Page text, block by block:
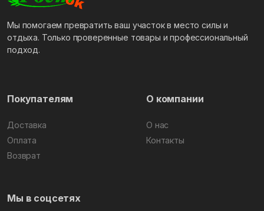
Мы помогаем превратить ваш участок в место силы и
отдыха. Только проверенные товары и профессиональный
подход.
Покупателям
Доставка
Оплата
Возврат
О компании
О нас
Контакты
Мы в соцсетях